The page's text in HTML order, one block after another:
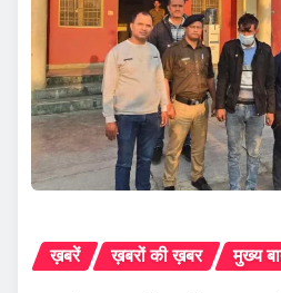
ख़बरें ख़बरों की ख़बर मुख्य